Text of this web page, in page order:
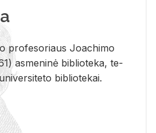
pro­fe­so­riaus Jo­a­chi­mo
as­me­ni­nė bi­b­lio­te­ka, te­
bi­b­lio­te­kai.